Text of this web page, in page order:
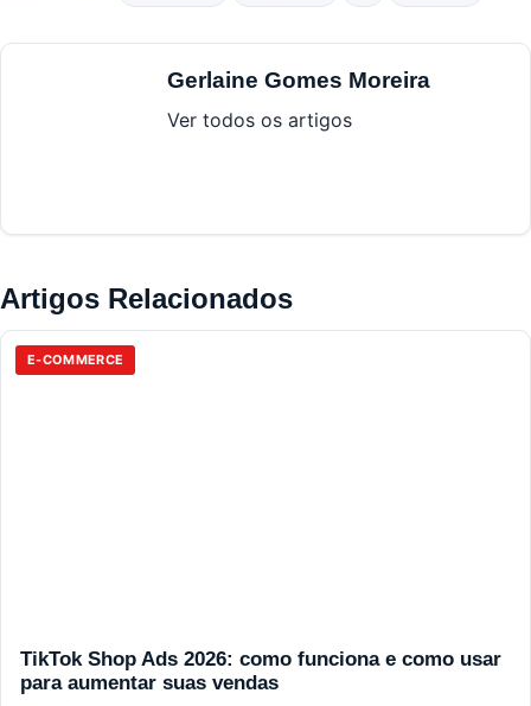
Gerlaine Gomes Moreira
Ver todos os artigos
Artigos Relacionados
E-COMMERCE
TikTok Shop Ads 2026: como funciona e como usar
para aumentar suas vendas